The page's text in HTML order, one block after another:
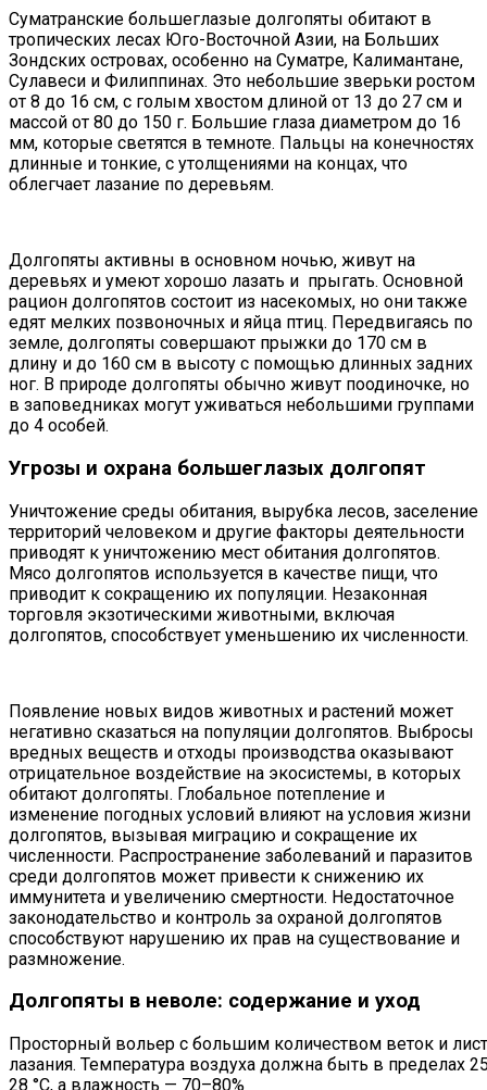
Суматранские большеглазые долгопяты обитают в
тропических лесах Юго-Восточной Азии, на Больших
Зондских островах, особенно на Суматре, Калимантане,
Сулавеси и Филиппинах. Это небольшие зверьки ростом
от 8 до 16 см, с голым хвостом длиной от 13 до 27 см и
массой от 80 до 150 г. Большие глаза диаметром до 16
мм, которые светятся в темноте. Пальцы на конечностях
длинные и тонкие, с утолщениями на концах, что
облегчает лазание по деревьям.
Долгопяты активны в основном ночью, живут на
деревьях и умеют хорошо лазать и прыгать. Основной
рацион долгопятов состоит из насекомых, но они также
едят мелких позвоночных и яйца птиц. Передвигаясь по
земле, долгопяты совершают прыжки до 170 см в
длину и до 160 см в высоту с помощью длинных задних
ног. В природе долгопяты обычно живут поодиночке, но
в заповедниках могут уживаться небольшими группами
до 4 особей.
Угрозы и охрана большеглазых долгопят
Уничтожение среды обитания, вырубка лесов, заселение
территорий человеком и другие факторы деятельности
приводят к уничтожению мест обитания долгопятов.
Мясо долгопятов используется в качестве пищи, что
приводит к сокращению их популяции. Незаконная
торговля экзотическими животными, включая
долгопятов, способствует уменьшению их численности.
Появление новых видов животных и растений может
негативно сказаться на популяции долгопятов. Выбросы
вредных веществ и отходы производства оказывают
отрицательное воздействие на экосистемы, в которых
обитают долгопяты. Глобальное потепление и
изменение погодных условий влияют на условия жизни
долгопятов, вызывая миграцию и сокращение их
численности. Распространение заболеваний и паразитов
среди долгопятов может привести к снижению их
иммунитета и увеличению смертности. Недостаточное
законодательство и контроль за охраной долгопятов
способствуют нарушению их прав на существование и
размножение.
Долгопяты в неволе: содержание и уход
Просторный вольер с большим количеством веток и
лазания. Температура воздуха должна быть в пределах
28 °C, а влажность — 70–80%